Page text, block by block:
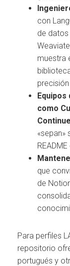
con
de
muestra
como
«sepan»
que
de
Para perfiles
repositorio
portugués y